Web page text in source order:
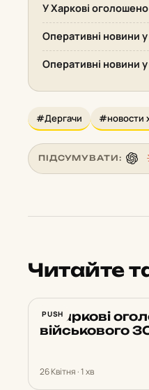
У Харкові
Оперативні новини
Оперативні новини
#Дергачи #новости
ПІДСУМУВАТИ:
Читайте
PUSH
У Харкові
військового
26 Квітня · 1 хв